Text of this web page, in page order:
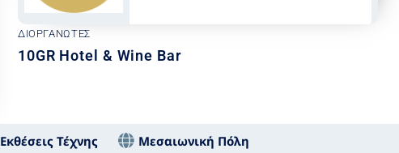
ΔΙΟΡΓΑΝΩΤΈΣ
10GR Hotel & Wine Bar
Εκθέσεις Τέχνης Μεσαιωνική Πόλη